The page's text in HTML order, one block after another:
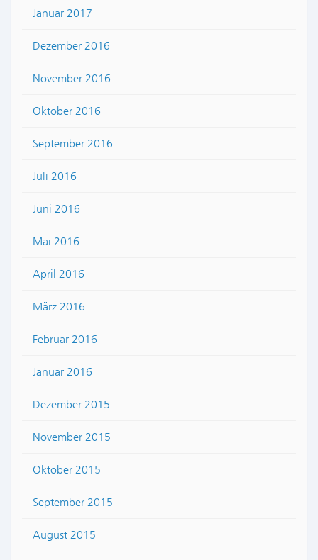
Januar 2017
Dezember 2016
November 2016
Oktober 2016
September 2016
Juli 2016
Juni 2016
Mai 2016
April 2016
März 2016
Februar 2016
Januar 2016
Dezember 2015
November 2015
Oktober 2015
September 2015
August 2015